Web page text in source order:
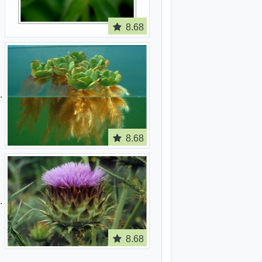
8.68
8.68
8.68